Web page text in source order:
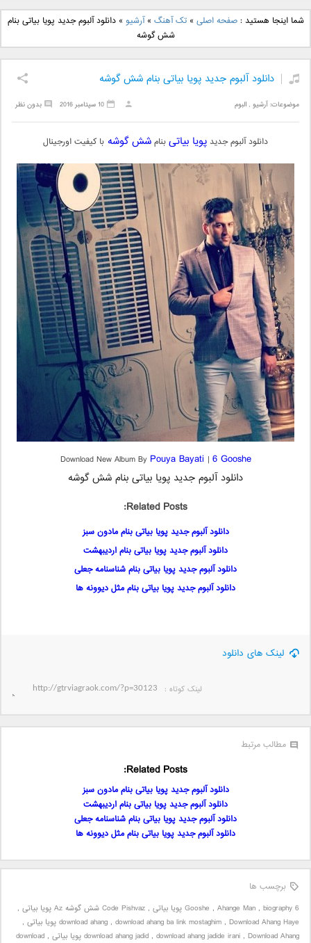
دانلود آهنگ جدید بهنام
بانی بنام قرص قمر 2
دانلود آهنگ جدید علی
یاسینی بنام دورترین نزدیک
شما اینجا هستید :صفحه اصلی »تک آهنگ »آرشیو »دانلود آلبوم جدید پویا بیاتی بنام
شش گوشه
دانلود آلبوم جدید پویا بیاتی بنام شش گوشه
موضوعات:آرشیو ,البوم بدون نظر 10 سپتامبر 2016
دانلود آلبوم جدید پویا بیاتیبنامشش گوشه با کیفیت اورجینال
Download New Album By Pouya Bayati | 6 Gooshe
دانلود آلبوم جدید پویا بیاتی بنام شش گوشه
Related Posts:
دانلود آلبوم جدید پویا بیاتی بنام مادون سبز
دانلود آلبوم جدید پویا بیاتی بنام اردیبهشت
دانلود آلبوم جدید پویا بیاتی بنام شناسنامه جعلی
دانلود آلبوم جدید پویا بیاتی بنام مثل دیوونه ها
لینک های دانلود
لینک کوتاه‌ :
مطالب مرتبط
Related Posts:
دانلود آلبوم جدید پویا بیاتی بنام مادون سبز
دانلود آلبوم جدید پویا بیاتی بنام اردیبهشت
دانلود آلبوم جدید پویا بیاتی بنام شناسنامه جعلی
دانلود آلبوم جدید پویا بیاتی بنام مثل دیوونه ها
برچسب ها
6 Gooshe
, Ahange Man , biography پویا بیاتی , Code Pishvaz شش گوشه Az پویا بیاتی
,
download ahang , download ahang ba link mostaghim , Download Ahang Haye پویا بیاتی
,
download ahang jadid , download ahang jadide irani , Download Ahang پویا بیاتی ,
download